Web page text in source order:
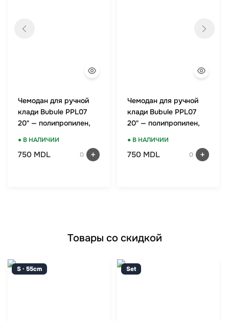
Чемодан для ручной
клади Bubule PPL07
20" — полипропилен,
● В НАЛИЧИИ
750 MDL 0
Чемодан для ручной
клади Bubule PPL07
20" — полипропилен,
● В НАЛИЧИИ
750 MDL 0
Товары со скидкой
S · 55cm Set